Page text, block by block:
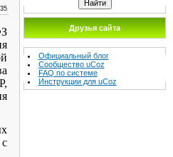
Друзья сайта
Официальный блог
Сообщество uCoz
FAQ по системе
Инструкции для uCoz